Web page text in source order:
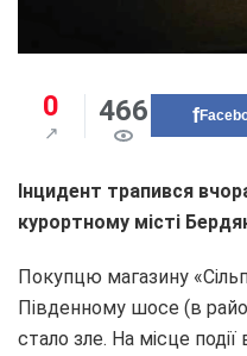
0 466
Інцидент трапився
курортному місті
Покупцю магазину
Південному шосе (в
стало зле. На місце